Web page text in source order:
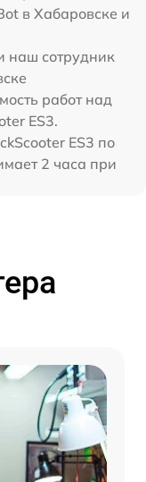
в Хабаровске и
наш сотрудник
работ над
ES3.
ES3 по
2 часа при